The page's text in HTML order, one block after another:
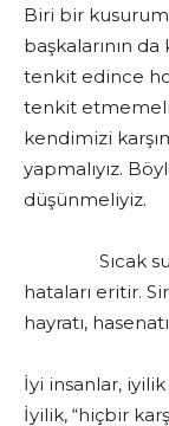
Biri bir
başkalarının
tenkit edince
tenkit
kendimizi
yapmalıyız.
düşünmeliyiz.
Sıcak su
hataları eritir.
hayratı,
İyi insanlar,
İyilik, “hiçbir